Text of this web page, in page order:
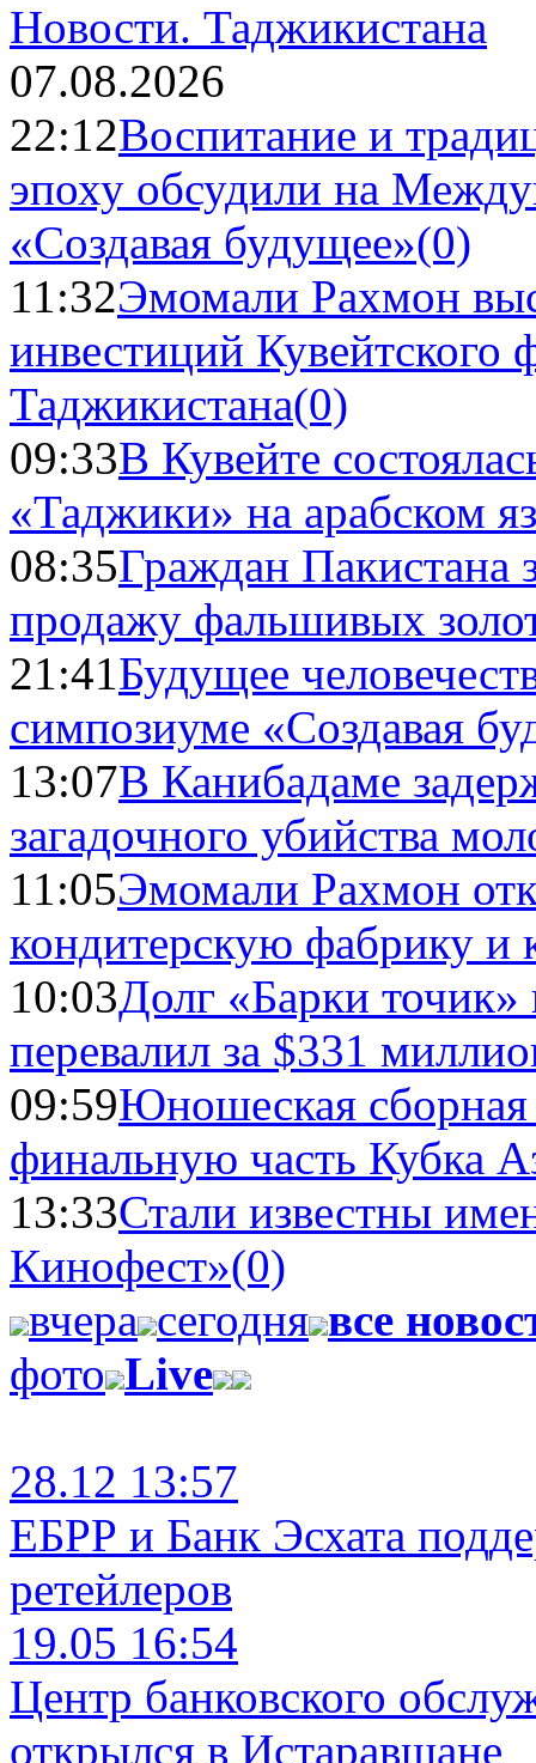
Новости. Таджикистана
07.08.2026
22:12Воспитание и
эпоху обсудили на
«Создавая будущее»(0)
11:32Эмомали Рахмон
инвестиций Кувейтского
Таджикистана(0)
09:33В Кувейте
«Таджики» на арабском
08:35Граждан Пакистана
продажу фальшивых
21:41Будущее
симпозиуме «Создавая
13:07В Канибадаме
загадочного убийства
11:05Эмомали Рахмон
кондитерскую фабрику и
10:03Долг «Барки
перевалил за $331
09:59Юношеская
финальную часть Кубка
13:33Стали известны
Кинофест»(0)
вчера сегодня все
фото Live
28.12 13:57
ЕБРР и Банк Эсхата
ретейлеров
19.05 16:54
Центр банковского
открылся в Истаравшане